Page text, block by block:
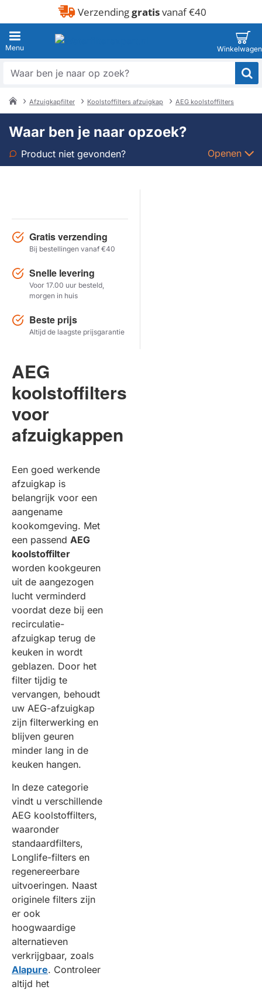
Verzendinggratisvanaf €40
Waar
zoek?
Afzuigkapfilter Koolstoffilters afzuigkap AEG koolstoffilters
Waar ben je naar opzoek?
Product niet gevonden? Openen
Model
Herstel zoekopdracht
Gratis verzending
Bij bestellingen vanaf €40
Snelle levering
Voor 17.00 uur besteld,
morgen in huis
Beste prijs
Altijd de laagste prijsgarantie
AEG
koolstoffilters
voor
afzuigkappen
Een goed werkende
afzuigkap is
belangrijk voor een
aangename
kookomgeving. Met
een passend AEG
koolstoffilter
worden kookgeuren
uit de aangezogen
lucht verminderd
voordat deze bij een
recirculatie-
afzuigkap terug de
keuken in wordt
geblazen. Door het
filter tijdig te
vervangen, behoudt
uw AEG-afzuigkap
zijn filterwerking en
blijven geuren
minder lang in de
keuken hangen.
In deze categorie
vindt u verschillende
AEG koolstoffilters,
waaronder
standaardfilters,
Longlife-filters en
regenereerbare
uitvoeringen. Naast
originele filters zijn
er ook
hoogwaardige
alternatieven
verkrijgbaar, zoals
Alapure. Controleer
altijd het